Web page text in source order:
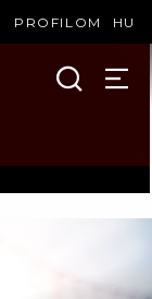
PROFILOM HU